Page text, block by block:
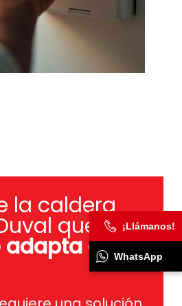
la caldera
que
adapta a tu
una solución
eso te
¡Llámanos!
WhatsApp